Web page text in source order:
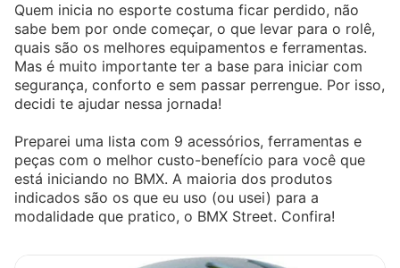
Quem inicia no esporte costuma ficar perdido, não
sabe bem por onde começar, o que levar para o rolê,
quais são os melhores equipamentos e ferramentas.
Mas é muito importante ter a base para iniciar com
segurança, conforto e sem passar perrengue. Por isso,
decidi te ajudar nessa jornada!
Preparei uma lista com 9 acessórios, ferramentas e
peças com o melhor custo-benefício para você que
está iniciando no BMX. A maioria dos produtos
indicados são os que eu uso (ou usei) para a
modalidade que pratico, o BMX Street. Confira!